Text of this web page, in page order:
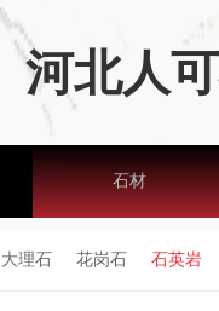
河北人
石材
大理石 花岗石 石英岩